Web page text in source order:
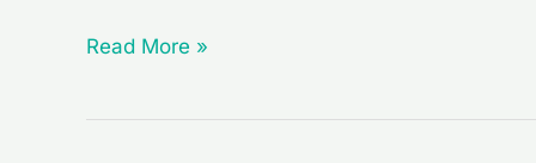
Read More »